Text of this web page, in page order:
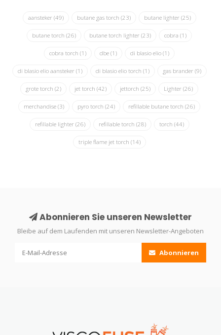
aansteker (49) butane gas torch (23) butane lighter (25)
butane torch (26) butane torch lighter (23) cobra (1)
cobra torch (1) dbe (1) di blasio elio (1)
di blasio elio aansteker (1) di blasio elio torch (1) gas brander (9)
grote torch (2) jet torch (42) jettorch (25) Lighter (26)
merchandise (3) pyro torch (24) refillable butane torch (26)
refillable lighter (26) refillable torch (28) torch (44)
triple flame jet torch (14)
Abonnieren Sie unseren Newsletter
Bleibe auf dem Laufenden mit unseren Newsletter-Angeboten
Abonnieren